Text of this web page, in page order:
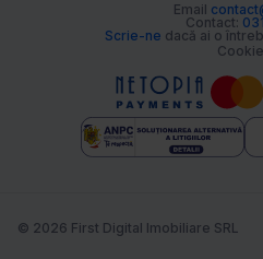
Email
Contact:
Scrie-ne dacă ai o
© 2026 First Digital Imobiliare SRL